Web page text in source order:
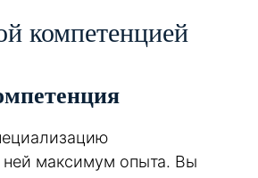
компетенцией
ней максимум опыта. Вы